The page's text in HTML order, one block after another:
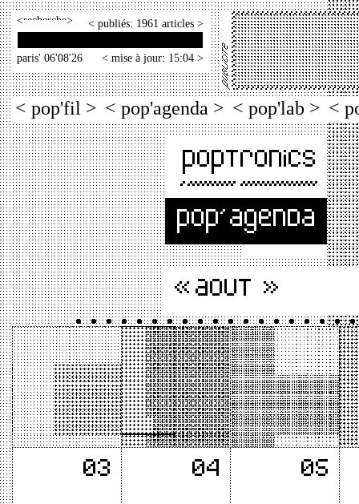
< > < publiés: 1961 articles >
paris' 06'08'26 < mise à jour: 15:04 >
< pop'fil > < pop'agenda > < pop'lab > <